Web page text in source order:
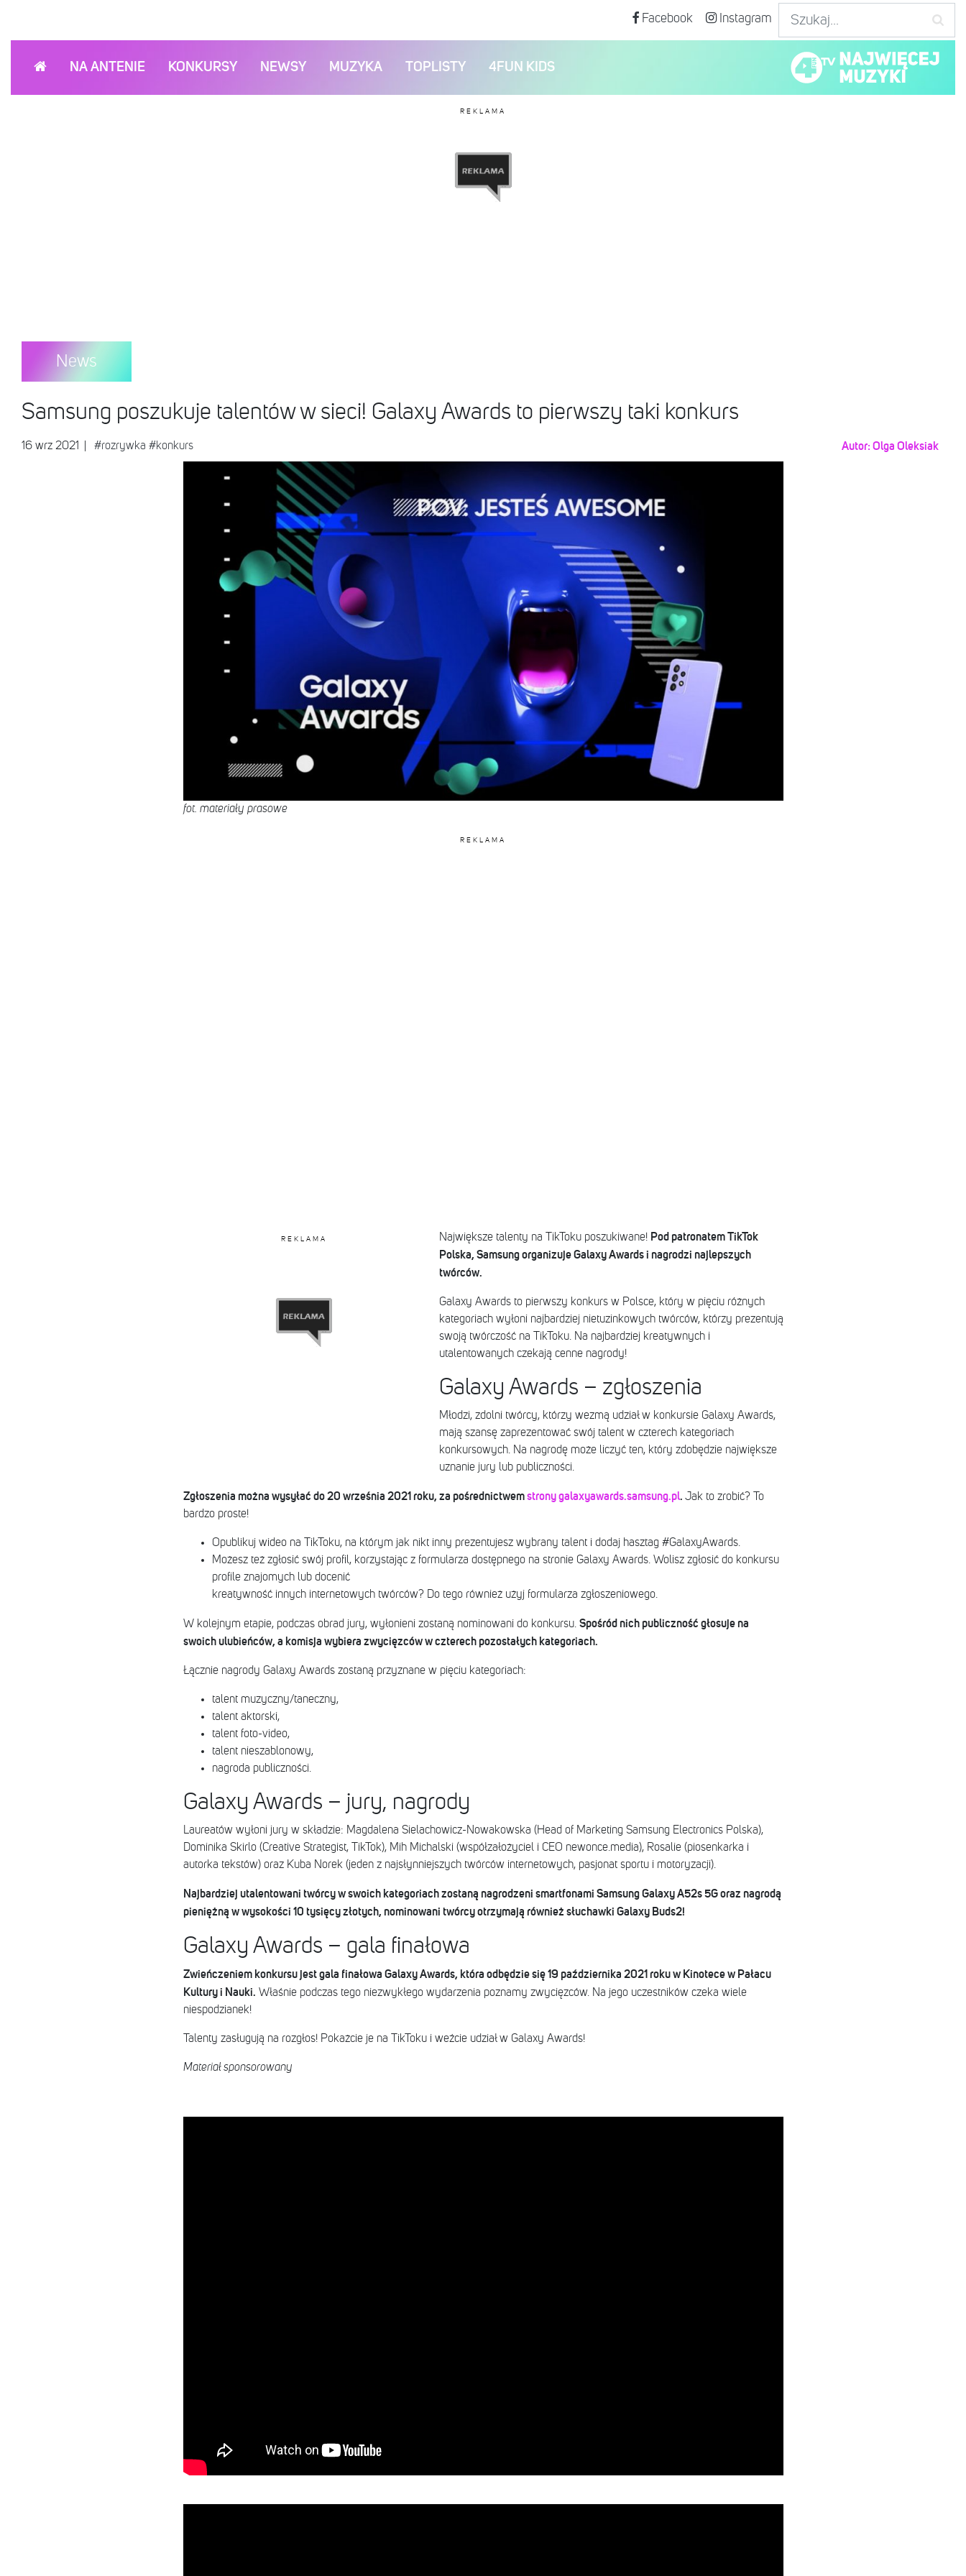
Facebook Instagram
NA ANTENIE KONKURSY NEWSY MUZYKA TOPLISTY 4FUN KIDS
REKLAMA
News
Samsung poszukuje talentów w sieci! Galaxy Awards to pierwszy taki konkurs
16 wrz 2021 #rozrywka #konkurs Autor: Olga Oleksiak
fot. materiały prasowe
REKLAMA
REKLAMA Największe talenty na TikToku poszukiwane! Pod patronatem TikTok
Polska, Samsung organizuje Galaxy Awards i nagrodzi najlepszych
twórców.
Galaxy Awards to pierwszy konkurs w Polsce, który w pięciu różnych
kategoriach wyłoni najbardziej nietuzinkowych twórców, którzy prezentują
swoją twórczość na TikToku. Na najbardziej kreatywnych i
utalentowanych czekają cenne nagrody!
Galaxy Awards – zgłoszenia
Młodzi, zdolni twórcy, którzy wezmą udział w konkursie Galaxy Awards,
mają szansę zaprezentować swój talent w czterech kategoriach
konkursowych. Na nagrodę może liczyć ten, który zdobędzie największe
uznanie jury lub publiczności.
Zgłoszenia można wysyłać do 20 września 2021 roku, za pośrednictwemstrony galaxyawards.samsung.pl. Jak to zrobić? To
bardzo proste!
Opublikuj wideo na TikToku, na którym jak nikt inny prezentujesz wybrany talent i dodaj hasztag #GalaxyAwards.
Możesz też zgłosić swój profil, korzystając z formularza dostępnego na stronie Galaxy Awards. Wolisz zgłosić do konkursu
profile znajomych lub docenić
kreatywność innych internetowych twórców? Do tego również użyj formularza zgłoszeniowego.
W kolejnym etapie, podczas obrad jury, wyłonieni zostaną nominowani do konkursu. Spośród nich publiczność głosuje na
swoich ulubieńców, a komisja wybiera zwycięzców w czterech pozostałych kategoriach.
Łącznie nagrody Galaxy Awards zostaną przyznane w pięciu kategoriach:
talent muzyczny/taneczny,
talent aktorski,
talent foto-video,
talent nieszablonowy,
nagroda publiczności.
Galaxy Awards – jury, nagrody
Laureatów wyłoni jury w składzie: Magdalena Sielachowicz-Nowakowska (Head of Marketing Samsung Electronics Polska),
Dominika Skirlo (Creative Strategist, TikTok), Mih Michalski (współzałożyciel i CEO newonce.media), Rosalie (piosenkarka i
autorka tekstów) oraz Kuba Norek (jeden z najsłynniejszych twórców internetowych, pasjonat sportu i motoryzacji).
Najbardziej utalentowani twórcy w swoich kategoriach zostaną nagrodzeni smartfonami Samsung Galaxy A52s 5G oraz nagrodą
pieniężną w wysokości 10 tysięcy złotych, nominowani twórcy otrzymają również słuchawki Galaxy Buds2!
Galaxy Awards – gala finałowa
Zwieńczeniem konkursu jest gala finałowa Galaxy Awards, która odbędzie się 19 października 2021 roku w Kinotece w Pałacu
Kultury i Nauki. Właśnie podczas tego niezwykłego wydarzenia poznamy zwycięzców. Na jego uczestników czeka wiele
niespodzianek!
Talenty zasługują na rozgłos! Pokażcie je na TikToku i weźcie udział w Galaxy Awards!
Materiał sponsorowany